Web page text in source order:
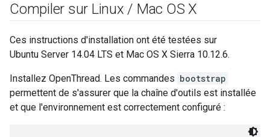
Compiler sur Linux / Mac OS X
Ces instructions d'installation ont été testées sur
Ubuntu Server 14.04 LTS et Mac OS X Sierra 10.12.6.
Installez OpenThread. Les commandes bootstrap
permettent de s'assurer que la chaîne d'outils est installée
et que l'environnement est correctement configuré :